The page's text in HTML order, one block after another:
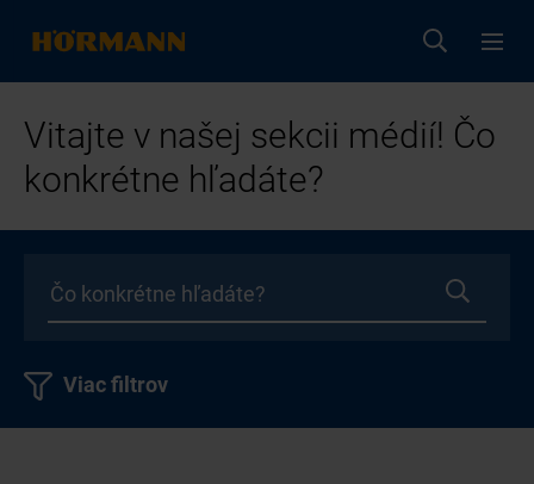
Vitajte v našej sekcii médií! Čo
konkrétne hľadáte?
Viac filtrov